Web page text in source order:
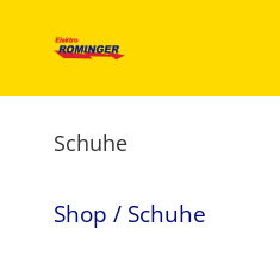
Schuhe
Shop / Schuhe